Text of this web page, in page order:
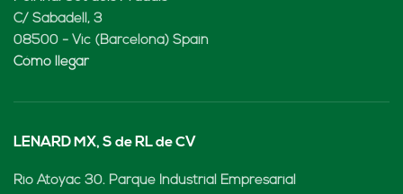
C/ Sabadell, 3
08500 - Vic (Barcelona) Spain
Cómo llegar
LENARD MX, S de RL de CV
Rio Atoyac 30. Parque Industrial Empresarial